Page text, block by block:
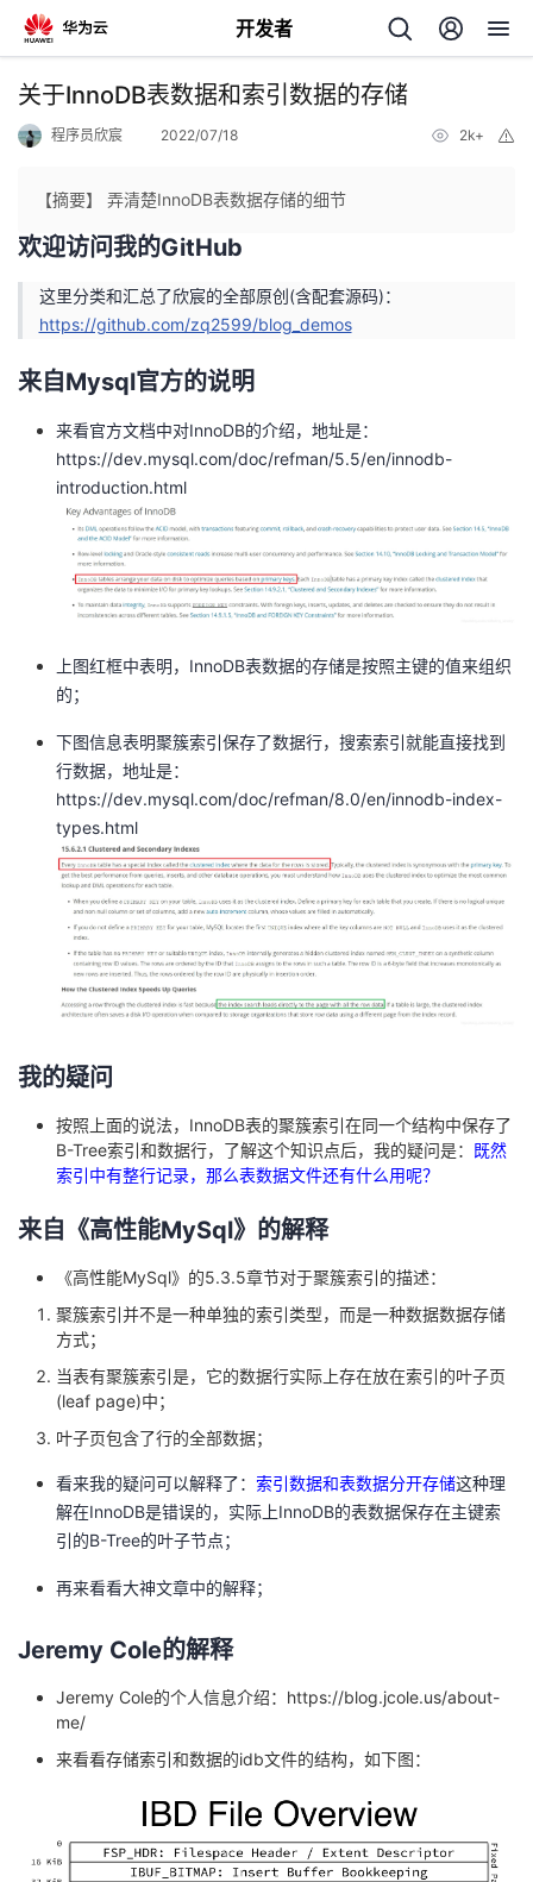
开发者
返
个
的
的
博
客
我
的
论
坛
我
的
圈
我
的
我
注
开
者
堂
我
的
课
程
我
的
认
我
的
我
藏
的
Programs
我
我
的
技
术
支
我
的
云
声
议
关于InnoDB表数据和索引数据的存储
程序员欣宸 2022/07/18 2k+
【摘要】 弄清楚InnoDB表数据存储的细节
欢迎访问我的GitHub
这里分类和汇总了欣宸的全部原创(含配套源码)：
https://github.com/zq2599/blog_demos
来自Mysql官方的说明
来看官方文档中对InnoDB的介绍，地址是：
https://dev.mysql.com/doc/refman/5.5/en/innodb-
introduction.html
上图红框中表明，InnoDB表数据的存储是按照主键的值来组织
的；
下图信息表明聚簇索引保存了数据行，搜索索引就能直接找到
行数据，地址是：
https://dev.mysql.com/doc/refman/8.0/en/innodb-index-
types.html
我的疑问
按照上面的说法，InnoDB表的聚簇索引在同一个结构中保存了
B-Tree索引和数据行，了解这个知识点后，我的疑问是： 既然
索引中有整行记录，那么表数据文件还有什么用呢？
来自《高性能MySql》的解释
《高性能MySql》的5.3.5章节对于聚簇索引的描述：
聚簇索引并不是一种单独的索引类型，而是一种数据数据存储
方式；
当表有聚簇索引是，它的数据行实际上存在放在索引的叶子页
(leaf page)中；
叶子页包含了行的全部数据；
看来我的疑问可以解释了： 索引数据和表数据分开存储这种理
解在InnoDB是错误的，实际上InnoDB的表数据保存在主键索
引的B-Tree的叶子节点；
再来看看大神文章中的解释；
Jeremy Cole的解释
Jeremy Cole的个人信息介绍： https://blog.jcole.us/about-
me/
来看看存储索引和数据的idb文件的结构，如下图：